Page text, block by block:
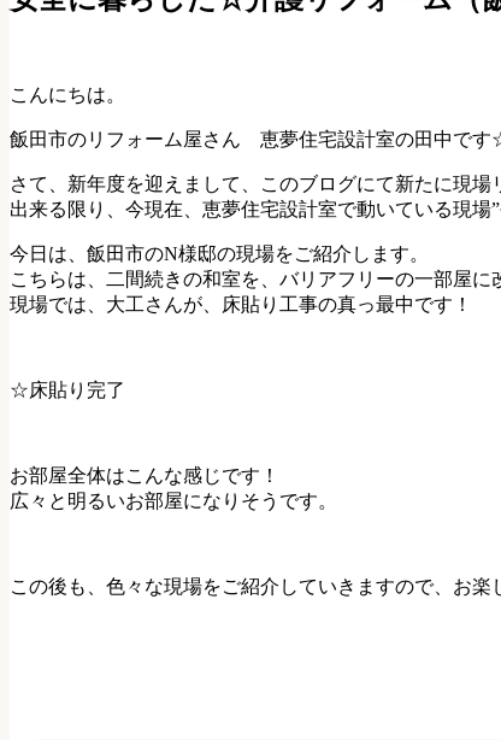
こんにちは。
飯田市のリフォーム屋さん 恵夢住宅設計室の田中で
さて、新年度を迎えまして、このブログにて新たに現場
出来る限り、今現在、恵夢住宅設計室で動いている現場”
今日は、飯田市のN様邸の現場をご紹介します。
こちらは、二間続きの和室を、バリアフリーの一部屋に
現場では、大工さんが、床貼り工事の真っ最中です！
☆床貼り完了
お部屋全体はこんな感じです！
広々と明るいお部屋になりそうです。
この後も、色々な現場をご紹介していきますので、お楽